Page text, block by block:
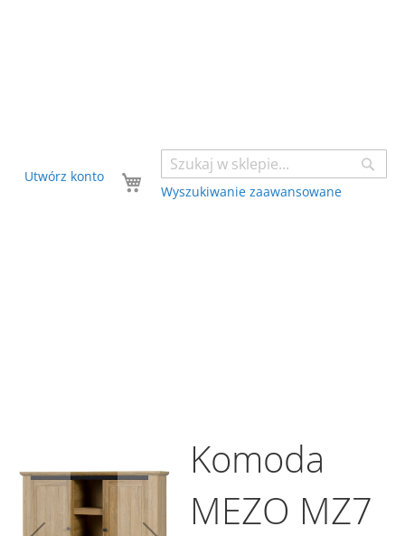
Wyszukiwanie zaawansowane
Twój koszyk
Utwórz konto
Komoda
MEZO MZ7